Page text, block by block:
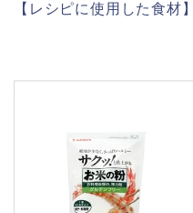
【レシピに使用した食材】